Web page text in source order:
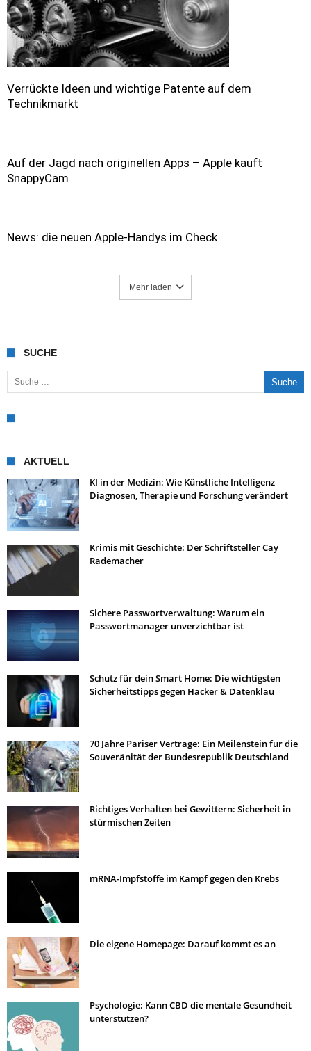
Verrückte Ideen und wichtige Patente auf dem
Technikmarkt
Auf der Jagd nach originellen Apps – Apple kauft
SnappyCam
News: die neuen Apple-Handys im Check
Mehr laden
SUCHE
Suche nach:
AKTUELL
KI in der Medizin: Wie Künstliche Intelligenz
Diagnosen, Therapie und Forschung verändert
Krimis mit Geschichte: Der Schriftsteller Cay
Rademacher
Sichere Passwortverwaltung: Warum ein
Passwortmanager unverzichtbar ist
Schutz für dein Smart Home: Die wichtigsten
Sicherheitstipps gegen Hacker & Datenklau
70 Jahre Pariser Verträge: Ein Meilenstein für die
Souveränität der Bundesrepublik Deutschland
Richtiges Verhalten bei Gewittern: Sicherheit in
stürmischen Zeiten
mRNA-Impfstoffe im Kampf gegen den Krebs
Die eigene Homepage: Darauf kommt es an
Psychologie: Kann CBD die mentale Gesundheit
unterstützen?